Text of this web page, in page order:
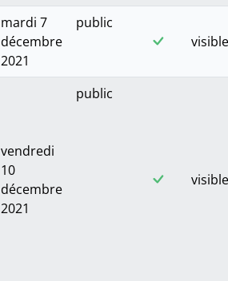
mardi 7
décembre
2021
public
visible
vendredi
10
décembre
2021
public
visible